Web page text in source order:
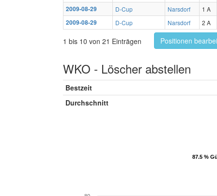
2009-08-29
D-Cup Narsdorf
1 A
2009-08-29
D-Cup Narsdorf 2 A
1 bis 10 von 21 Einträgen Positionen
WKO - Löscher abstellen
Bestzeit
Durchschnitt
87.5 %
87.5 %